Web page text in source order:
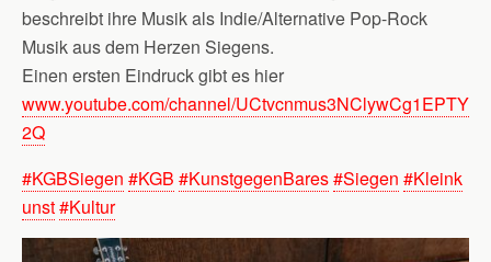
beschreibt ihre Musik als Indie/Alternative Pop-Rock
Musik aus dem Herzen Siegens.
Einen ersten Eindruck gibt es hier
www.youtube.com/channel/UCtvcnmus3NClywCg1EPTY
2Q
#KGBSiegen #KGB #KunstgegenBares#Siegen #Kleink
unst#Kultur